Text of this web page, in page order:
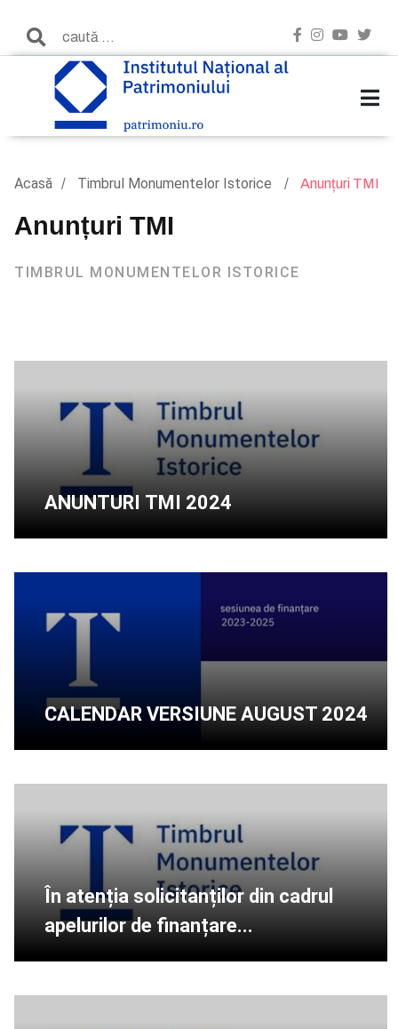
Acasă Timbrul Monumentelor Istorice Anunțuri TMI
Anunțuri TMI
TIMBRUL MONUMENTELOR ISTORICE
ANUNTURI TMI 2024
CALENDAR VERSIUNE AUGUST 2024
În atenția solicitanților din cadrul
apelurilor de finanțare...